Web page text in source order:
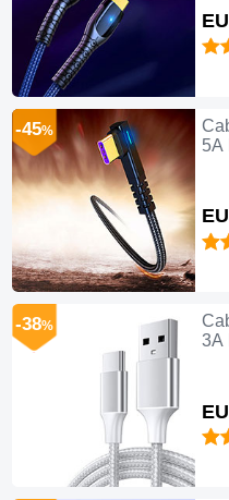
5A
-45%
3A
-38%